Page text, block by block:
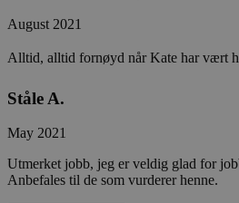
August 2021
Alltid, alltid fornøyd når Kate har vært
Ståle A.
May 2021
Utmerket jobb, jeg er veldig glad for
Anbefales til de som vurderer henne.